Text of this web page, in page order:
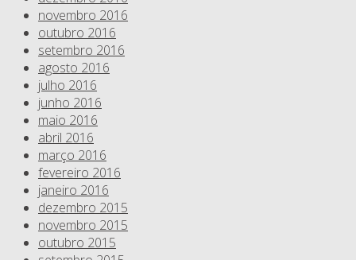
novembro 2016
outubro 2016
setembro 2016
agosto 2016
julho 2016
junho 2016
maio 2016
abril 2016
março 2016
fevereiro 2016
janeiro 2016
dezembro 2015
novembro 2015
outubro 2015